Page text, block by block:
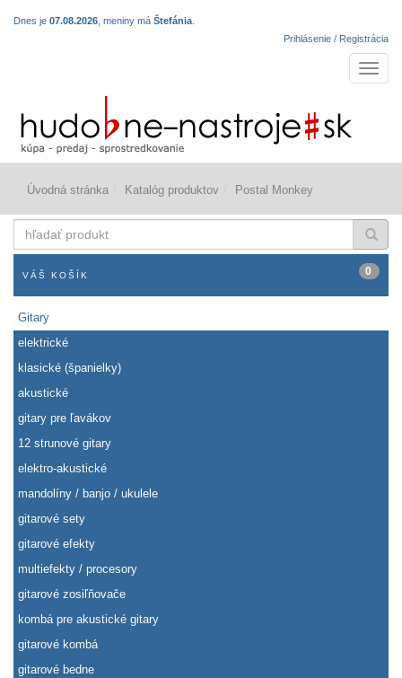
Dnes je 07.08.2026 , meniny má Štefánia
Prihlásenie / Registrácia
Úvodná stránka Katalóg produktov Postal Monkey
produkt
VÁŠ KOŠÍK 0
Gitary
elektrické
klasické (španielky)
akustické
gitary pre ľavákov
12 strunové gitary
elektro-akustické
mandolíny / banjo / ukulele
gitarové sety
gitarové efekty
multiefekty / procesory
gitarové zosiľňovače
kombá pre akustické gitary
gitarové kombá
gitarové bedne